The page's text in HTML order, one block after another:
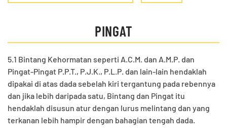
PINGAT
5.1 Bintang Kehormatan seperti A.C.M. dan A.M.P. dan
Pingat-Pingat P.P.T., P.J.K., P.L.P. dan lain-lain hendaklah
dipakai di atas dada sebelah kiri tergantung pada rebennya
dan jika lebih daripada satu, Bintang dan Pingat itu
hendaklah disusun atur dengan lurus melintang dan yang
terkanan lebih hampir dengan bahagian tengah dada.